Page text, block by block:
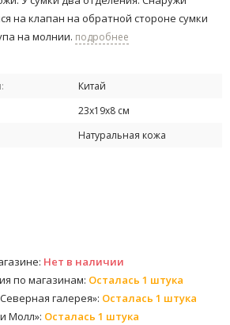
на клапан на обратной стороне сумки
на молнии. подробнее
Китай
23х19х8 см
Натуральная кожа
Нет в наличии
по магазинам: Осталась 1 штука
галерея»: Осталась 1 штука
Молл»: Осталась 1 штука